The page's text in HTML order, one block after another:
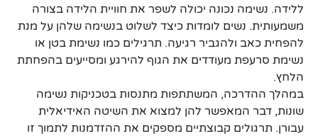
ללידה. נשימה נכונה יכולה לשפר את חוויית הלידה בצורה
משמעותית. נשים לומדות כיצד לשלוט בנשימה שלהן על מנת
להפחית כאב ולהגביר רגיעה. תרגילים כמו נשימת בטן או
נשימת סרעפת מעודדים את הגוף להירגע ומסייעים בהפחתת
הלחץ.
במהלך ההדרכה, המשתתפות מתנסות בטכניקות נשימה
שונות, דבר המאפשר להן למצוא את השיטה האידיאלית
עבורן. תרגולים קבוצתיים מספקים את ההזדמנות לתמוך זו